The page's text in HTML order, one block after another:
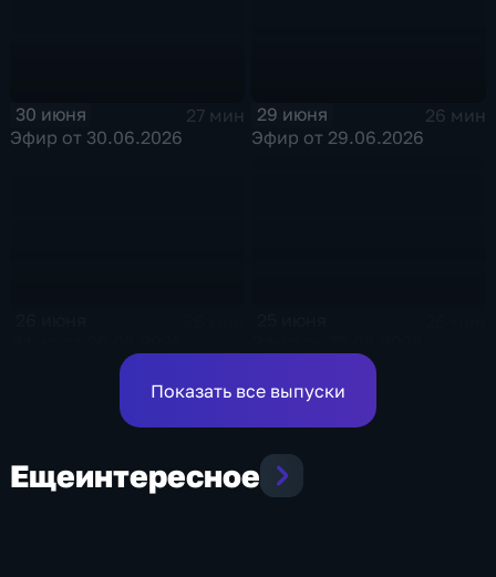
30 июня
27 мин
Эфир от 30.06.2026
29 июня
26 мин
Эфир от 29.06.2026
Показать все выпуски
Ещеинтересное